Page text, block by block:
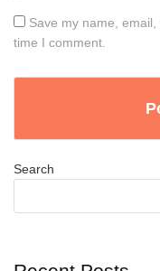
Save my name,
time I comment.
Search